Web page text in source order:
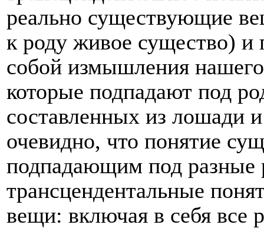
реально существующие
к роду живое существо)
собой измышления
которые подпадают под
составленных из лошади
очевидно, что понятие
подпадающим под разные
трансцендентальные
вещи: включая в себя все